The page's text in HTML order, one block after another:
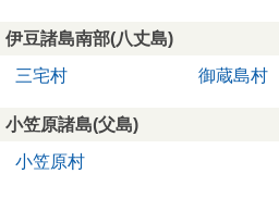
伊豆諸島南部(八丈島)
三宅村
御蔵島村
小笠原諸島(父島)
小笠原村